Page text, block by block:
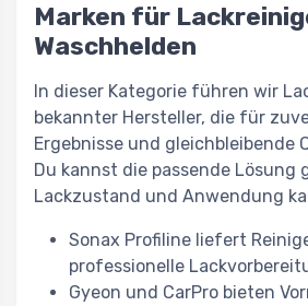
Marken für
Waschhelden
In dieser Kategorie führen wir
bekannter Hersteller, die für
Ergebnisse und gleichbleibende
Du kannst die passende Lösung
Lackzustand und Anwendung
Sonax Profiline liefert
professionelle
Gyeon und CarPro bieten